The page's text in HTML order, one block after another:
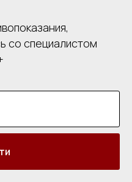
со специалистом